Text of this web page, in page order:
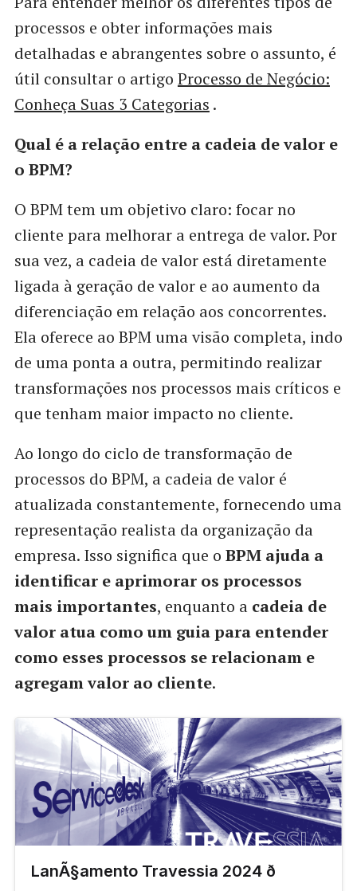
processos e obter informações mais
detalhadas e abrangentes sobre o assunto, é
útil consultar o artigo Processo de Negócio:
Conheça Suas 3 Categorias .
Qual é a relação entre a cadeia de valor e
o BPM?
O BPM tem um objetivo claro: focar no
cliente para melhorar a entrega de valor. Por
sua vez, a cadeia de valor está diretamente
ligada à geração de valor e ao aumento da
diferenciação em relação aos concorrentes.
Ela oferece ao BPM uma visão completa, indo
de uma ponta a outra, permitindo realizar
transformações nos processos mais críticos e
que tenham maior impacto no cliente.
Ao longo do ciclo de transformação de
processos do BPM, a cadeia de valor é
atualizada constantemente, fornecendo uma
representação realista da organização da
empresa. Isso significa que o BPM ajuda a
identificar e aprimorar os processos
mais importantes, enquanto a cadeia de
valor atua como um guia para entender
como esses processos se relacionam e
agregam valor ao cliente.
LanÃ§amento Travessia 2024 ð